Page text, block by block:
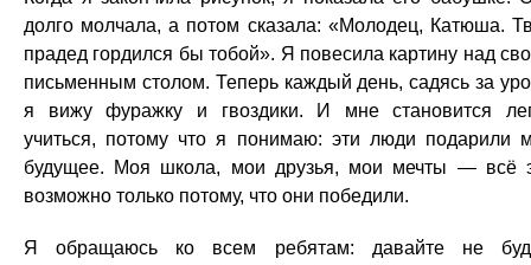
долго молчала, а потом сказала: «Молодец, Катюша.
прадед гордился бы тобой». Я повесила картину над
письменным столом. Теперь каждый день, садясь за
я вижу фуражку и гвоздики. И мне становится
учиться, потому что я понимаю: эти люди подарили
будущее. Моя школа, мои друзья, мои мечты — всё
возможно только потому, что они победили.
Я обращаюсь ко всем ребятам: давайте не